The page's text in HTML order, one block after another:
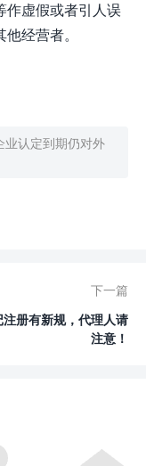
作虚假或者引人误
经营者。
业认定到期仍对外
下一篇
注册有新规，代理人请
注意！